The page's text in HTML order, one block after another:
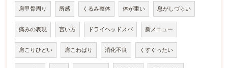
肩甲骨周り 所感 くるみ整体 体が重い 息がしづらい
痛みの表現 言い方 ドライヘッドスパ 新メニュー
肩こりひどい 肩こわばり 消化不良 くすぐったい